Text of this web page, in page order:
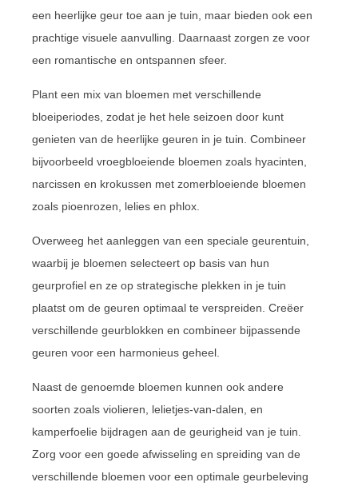
een heerlijke geur toe aan je tuin, maar bieden ook een
prachtige visuele aanvulling. Daarnaast zorgen ze voor
een romantische en ontspannen sfeer.
Plant een mix van bloemen met verschillende
bloeiperiodes, zodat je het hele seizoen door kunt
genieten van de heerlijke geuren in je tuin. Combineer
bijvoorbeeld vroegbloeiende bloemen zoals hyacinten,
narcissen en krokussen met zomerbloeiende bloemen
zoals pioenrozen, lelies en phlox.
Overweeg het aanleggen van een speciale geurentuin,
waarbij je bloemen selecteert op basis van hun
geurprofiel en ze op strategische plekken in je tuin
plaatst om de geuren optimaal te verspreiden. Creëer
verschillende geurblokken en combineer bijpassende
geuren voor een harmonieus geheel.
Naast de genoemde bloemen kunnen ook andere
soorten zoals violieren, lelietjes-van-dalen, en
kamperfoelie bijdragen aan de geurigheid van je tuin.
Zorg voor een goede afwisseling en spreiding van de
verschillende bloemen voor een optimale geurbeleving